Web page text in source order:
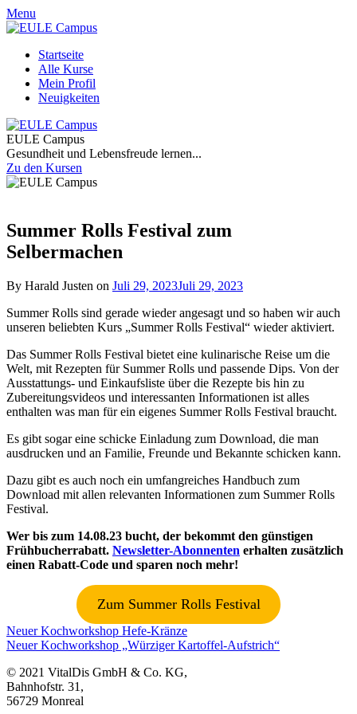
Skip
to
Skip
to
Menu
Startseite
Alle Kurse
Mein Profil
Neuigkeiten
EULE Campus
Gesundheit und Lebensfreude lernen...
Zu den Kursen
Summer Rolls Festival zum
Selbermachen
By Harald Justen on Juli 29, 2023Juli 29, 2023
Summer Rolls sind gerade wieder angesagt und so haben wir auch
unseren beliebten Kurs „Summer Rolls Festival“ wieder aktiviert.
Das Summer Rolls Festival bietet eine kulinarische Reise um die
Welt, mit Rezepten für Summer Rolls und passende Dips. Von der
Ausstattungs- und Einkaufsliste über die Rezepte bis hin zu
Zubereitungsvideos und interessanten Informationen ist alles
enthalten was man für ein eigenes Summer Rolls Festival braucht.
Es gibt sogar eine schicke Einladung zum Download, die man
ausdrucken und an Familie, Freunde und Bekannte schicken kann.
Dazu gibt es auch noch ein umfangreiches Handbuch zum
Download mit allen relevanten Informationen zum Summer Rolls
Festival.
Wer bis zum 14.08.23 bucht, der bekommt den günstigen
Frühbucherrabatt. Newsletter-Abonnenten erhalten zusätzlich
einen Rabatt-Code und sparen noch mehr!
Zum Summer Rolls Festival
Beitragsnavigation
Neuer Kochworkshop Hefe-Kränze
Neuer Kochworkshop „Würziger Kartoffel-Aufstrich“
© 2021 VitalDis GmbH & Co. KG,
Bahnhofstr. 31,
56729 Monreal